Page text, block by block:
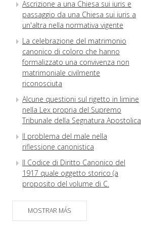
Ascrizione a una Chiesa sui iuris e
passaggio da una Chiesa sui iuris a
un'altra nella normativa vigente
La celebrazione del matrimonio
canonico di coloro che hanno
formalizzato una convivenza non
matrimoniale civilmente
riconosciuta
Alcune questioni sul rigetto in limine
nella Lex propria del Supremo
Tribunale della Segnatura Apostolica
Il problema del male nella
riflessione canonistica
Il Codice di Diritto Canonico del
1917 quale oggetto storico (a
proposito del volume di C.
modernità giuridica)
Recensioni
MOSTRAR MÁS